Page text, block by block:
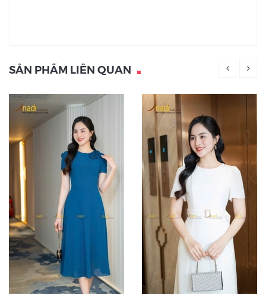
SẢN PHẨM LIÊN QUAN